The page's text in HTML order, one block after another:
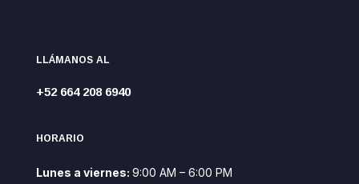
LLÁMANOS AL
+52 664 208 6940
HORARIO
Lunes a viernes: 9:00 AM – 6:00 PM